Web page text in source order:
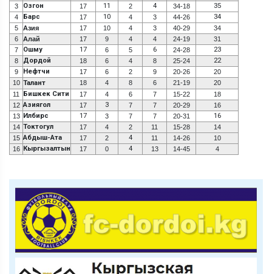
3 Озгон 17 11 2 4 34-18 35
4 Барс 17 10 4 3 44-26 34
5 Азия 17 10 4 3 40-29
34
6
Алай 17 9 4 4 24-19
31
7
Ошму 17 6 5 6 24-28 23
8 Дордой 18 6 4 8 25-24 22
9 Нефтчи 17 6 2 9 20-26
20
10 Талант 18 4 8 6 21-19
20
11
Бишкек Сити 17 4 6 7 15-22
18
12 Азиягол 17 3 7 7 20-29
16
13 Илбирс 17 3 7 7 20-31 16
14 Токтогул 17 4 2 11 15-28
14
15 Абдыш-Ата 17 2 4 11 14-26
10
16 Кыргызалтын 17 0 4 13 14-45 4